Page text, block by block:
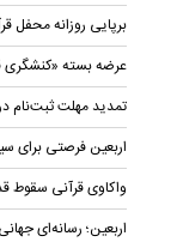
برپایی روزانه محفل
عرضه بسته «کنشگری
تمدید مهلت ثبت‌نام
اربعین فرصتی برای سیر در ۱۱۴
واکاوی قرآنی سقوط
اربعین؛ رسانه‌ای